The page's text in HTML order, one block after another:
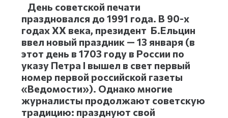
День советской печати
праздновался до 1991 года. В 90-х
годах XX века, президент Б.Ельцин
ввел новый праздник — 13 января (в
этот день в 1703 году в России по
указу Петра I вышел в свет первый
номер первой российской газеты
«Ведомости»). Однако многие
журналисты продолжают советскую
традицию: празднуют свой